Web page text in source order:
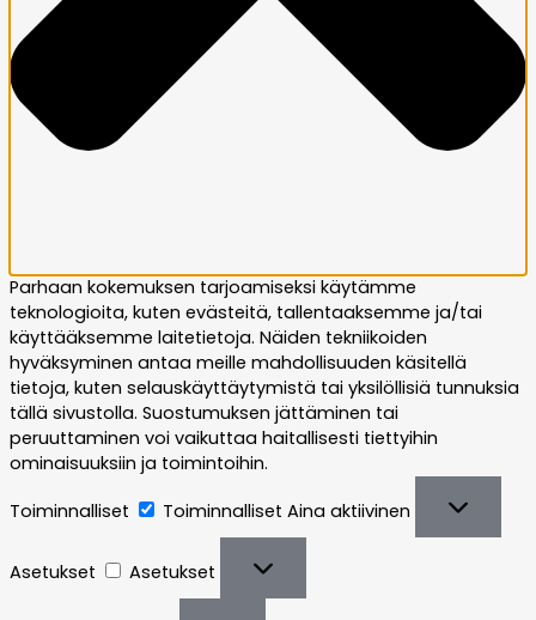
Parhaan kokemuksen tarjoamiseksi käytämme
teknologioita, kuten evästeitä, tallentaaksemme ja/tai
käyttääksemme laitetietoja. Näiden tekniikoiden
hyväksyminen antaa meille mahdollisuuden käsitellä
tietoja, kuten selauskäyttäytymistä tai yksilöllisiä tunnuksia
tällä sivustolla. Suostumuksen jättäminen tai
peruuttaminen voi vaikuttaa haitallisesti tiettyihin
ominaisuuksiin ja toimintoihin.
Toiminnalliset
Toiminnalliset Aina aktiivinen
Asetukset Asetukset